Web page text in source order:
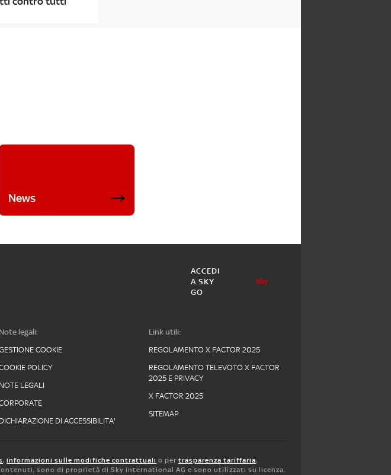
News
ACCEDI
A SKY
GO
Note legali:
COOKIE
POLICY
NOTE LEGALI
DICHIARAZIONE DI ACCESSIBILITA'
Link utili:
REGOLAMENTO X FACTOR 2025
REGOLAMENTO TELEVOTO X FACTOR
2025 E PRIVACY
X FACTOR 2025
SITEMAP
, informazioni sulle modifiche contrattuali o per trasparenza tariffaria,
sono di proprietà di Sky international AG e sono utilizzati su licenza.